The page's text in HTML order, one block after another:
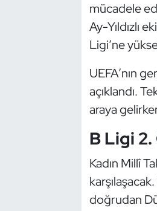
mücadele
Ay-Yıldızlı
Ligi’ne
UEFA’nın
açıklandı.
araya
B Ligi
Kadın Millî
doğrudan
Hava Sporları